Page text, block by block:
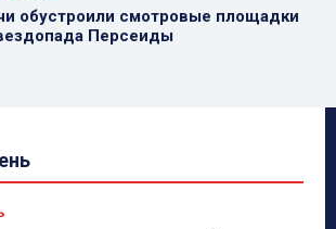
обустроили смотровые площадки
Персеиды